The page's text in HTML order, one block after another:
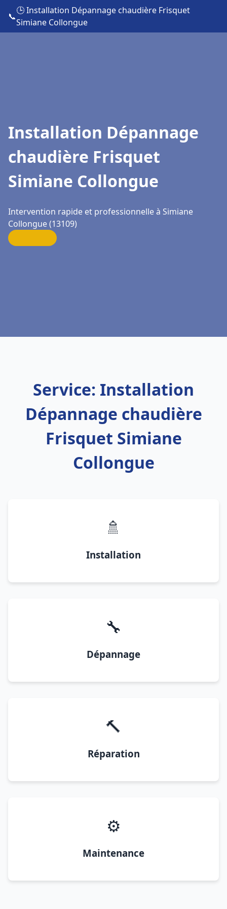
📞
🕒 Installation Dépannage chaudière Frisquet
Simiane Collongue
Installation Dépannage
chaudière Frisquet
Simiane Collongue
Intervention rapide et professionnelle à Simiane
Collongue (13109)
Service: Installation
Dépannage chaudière
Frisquet Simiane
Collongue
🚿
Installation
🔧
Dépannage
🔨
Réparation
⚙️
Maintenance